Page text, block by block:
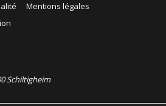
Mentions légales
Schiltigheim